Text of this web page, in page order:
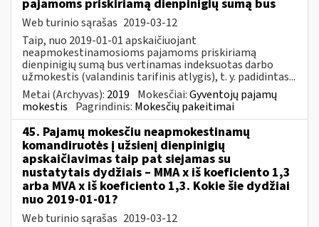
pajamoms priskiriamą dienpinigių sumą bus
Web turinio sąrašas 2019-03-12
Taip, nuo 2019-01-01 apskaičiuojant
neapmokestinamosioms pajamoms priskiriamą
dienpinigių sumą bus vertinamas indeksuotas darbo
užmokestis (valandinis tarifinis atlygis), t. y. padidintas...
Metai (Archyvas): 2019 Mokesčiai:Gyventojų pajamų
mokestis Pagrindinis: Mokesčių pakeitimai
45. Pajamų mokesčiu neapmokestinamų
komandiruotės į užsienį dienpinigių
apskaičiavimas taip pat siejamas su
nustatytais dydžiais – MMA x iš koeficiento 1,3
arba MVA x iš koeficiento 1,3. Kokie šie dydžiai
nuo 2019-01-01?
Web turinio sąrašas 2019-03-12